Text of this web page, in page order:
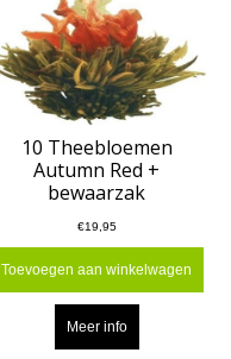
10 Theebloemen
Autumn Red +
bewaarzak
€19,95
Toevoegen aan winkelwagen
Meer info